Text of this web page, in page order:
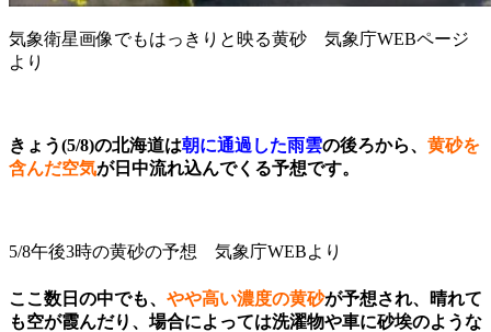
気象衛星画像でもはっきりと映る黄砂 気象庁WEBページ
より
きょう(5/8)の北海道は朝に通過した雨雲の後ろから、 黄砂を
含んだ空気が日中流れ込んでくる予想です。
5/8午後3時の黄砂の予想 気象庁WEBより
ここ数日の中でも、 やや高い濃度の黄砂が予想され、
晴れて
も空が霞んだり 、場合によっては洗濯物や車に砂埃のような